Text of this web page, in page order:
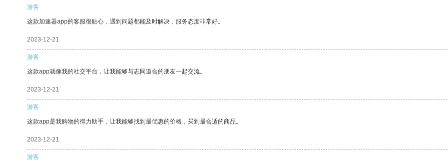
游客
这款加速器app的客服很贴心，遇到问题都能及时解决，服务态度非常好。
2023-12-21
游客
这款app就像我的社交平台，让我能够与志同道合的朋友一起交流。
2023-12-21
游客
这款app是我购物的得力助手，让我能够找到最优惠的价格，买到最合适的商品。
2023-12-21
游客